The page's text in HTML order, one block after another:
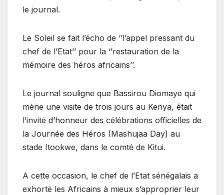
le journal.
Le Soleil se fait l’écho de ‘’l’appel pressant du
chef de l’Etat’’ pour la ‘’restauration de la
mémoire des héros africains’’.
Le journal souligne que Bassirou Diomaye qui
mène une visite de trois jours au Kenya, était
l’invité d’honneur des célébrations officielles de
la Journée des Héros (Mashujaa Day) au
stade Itookwe, dans le comté de Kitui.
A cette occasion, le chef de l’Etat sénégalais a
exhorté les Africains à mieux s’approprier leur